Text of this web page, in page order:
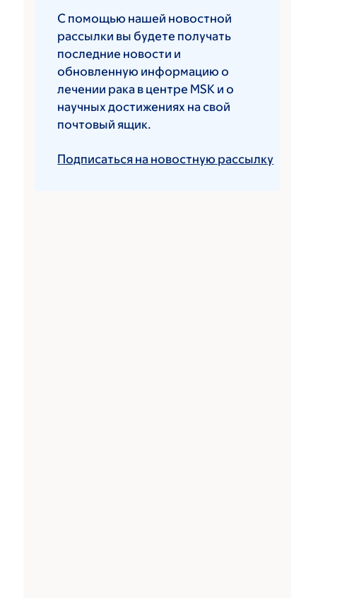
С помощью нашей новостной
рассылки вы будете получать
последние новости и
обновленную информацию о
лечении рака в центре MSK и о
научных достижениях на свой
почтовый ящик.
Подписаться на новостную рассылку